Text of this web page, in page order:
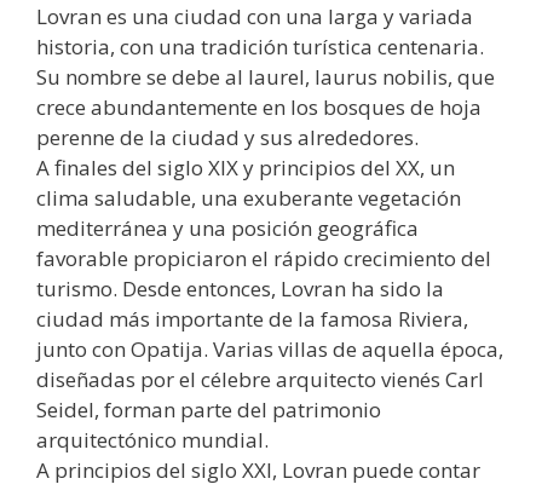
Lovran es una ciudad con una larga y variada
historia, con una tradición turística centenaria.
Su nombre se debe al laurel, laurus nobilis, que
crece abundantemente en los bosques de hoja
perenne de la ciudad y sus alrededores.
A finales del siglo XIX y principios del XX, un
clima saludable, una exuberante vegetación
mediterránea y una posición geográfica
favorable propiciaron el rápido crecimiento del
turismo. Desde entonces, Lovran ha sido la
ciudad más importante de la famosa Riviera,
junto con Opatija. Varias villas de aquella época,
diseñadas por el célebre arquitecto vienés Carl
Seidel, forman parte del patrimonio
arquitectónico mundial.
A principios del siglo XXI, Lovran puede contar